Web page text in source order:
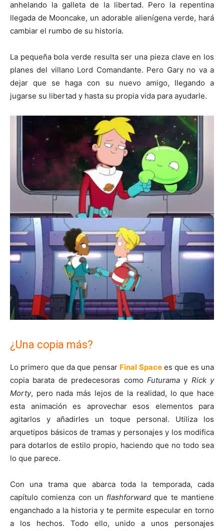
anhelando la galleta de la libertad. Pero la repentina
llegada de Mooncake, un adorable alienígena verde, hará
cambiar el rumbo de su historia.
La pequeña bola verde resulta ser una pieza clave en los
planes del villano Lord Comandante. Pero Gary no va a
dejar que se haga con su nuevo amigo, llegando a
jugarse su libertad y hasta su propia vida para ayudarle.
¿Una copia más?
Lo primero que da que pensar Final Spacees que es una
copia barata de predecesoras como Futuramay Rick y
Morty, pero nada más lejos de la realidad, lo que hace
esta animación es aprovechar esos elementos para
agitarlos y añadirles un toque personal. Utiliza los
arquetipos básicos de tramas y personajes y los modifica
para dotarlos de estilo propio, haciendo que no todo sea
lo que parece.
Con una trama que abarca toda la temporada, cada
capítulo comienza con un flashforward que te mantiene
enganchado a la historia y te permite especular en torno
a los hechos. Todo ello, unido a unos personajes